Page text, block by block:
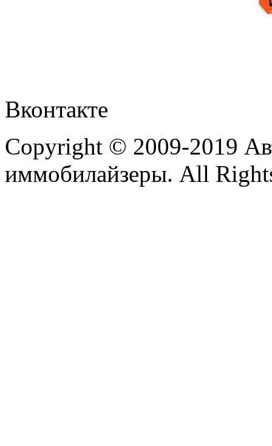
Вконтакте
Copyright © 2009-2019
иммобилайзеры. All